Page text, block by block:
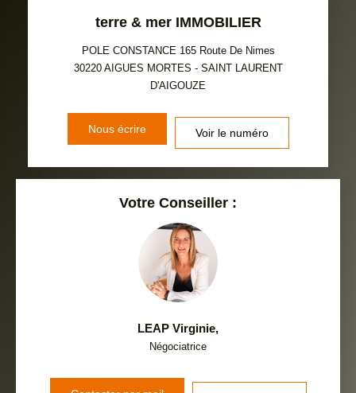
PART DES MÉNAGES SANS
VOITURE
DISTANCE DE L'AÉROPORT : SUPERFICIE :
ECOLES ET CRÈCHES
terre & mer IMMOBILIER
POLE CONSTANCE 165 Route De Nimes
30220 AIGUES MORTES - SAINT LAURENT
D'AIGOUZE
Nous écrire Voir le numéro
Votre Conseiller :
LEAP Virginie,
Négociatrice